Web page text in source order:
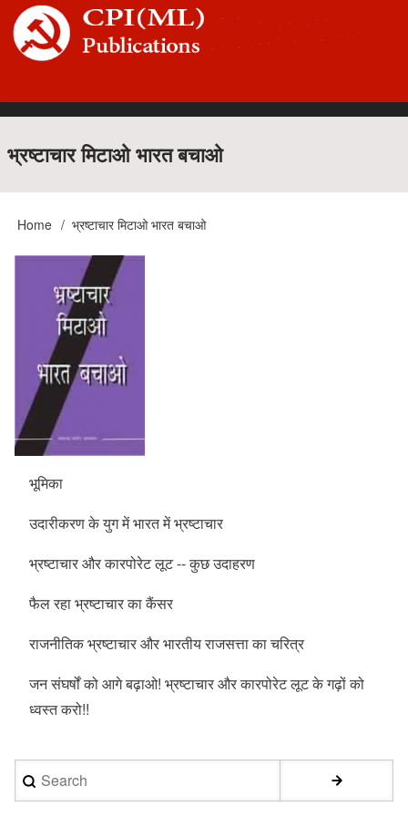
Skip
main
Main
navigation
भ्रष्टाचार मिटाओ भारत बचाओ
Breadcrumb
Home भ्रष्टाचार मिटाओ भारत बचाओ
भूमिका
उदारीकरण के युग में भारत में भ्रष्टाचार
भ्रष्टाचार और कारपोरेट लूट -- कुछ उदाहरण
फैल रहा भ्रष्टाचार का कैंसर
राजनीतिक भ्रष्टाचार और भारतीय राजसत्ता का चरित्र
जन संघर्षों को आगे बढ़ाओ! भ्रष्टाचार और कारपोरेट लूट के गढ़ों को
ध्वस्त करो!!
Search